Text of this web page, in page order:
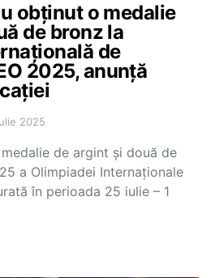
obținut o medalie
de bronz la
de
2025, anunță
2025
de argint și două de
a Olimpiadei Internaționale
în perioada 25 iulie – 1